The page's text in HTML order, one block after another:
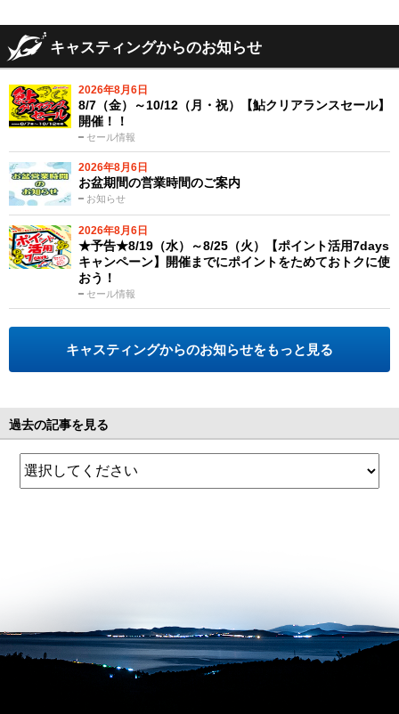
キャスティングからのお知らせ
2026年8月6日
セール情報
8/7（金）～10/12（月・祝）【鮎クリアランスセール】
開催！！
2026年8月6日
お知らせ
お盆期間の営業時間のご案内
2026年8月6日
セール情報
★予告★8/19（水）～8/25（火）【ポイント活用7days
キャンペーン】開催までにポイントをためておトクに使
おう！
キャスティングからのお知らせをもっと見る
過去の記事を見る